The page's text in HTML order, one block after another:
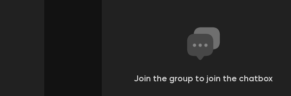
Join the group to join the chatbox